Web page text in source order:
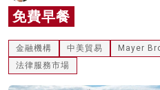
灼見活動
關於我們
免費早餐
金融機構 中美貿易 Mayer
法律服務市場